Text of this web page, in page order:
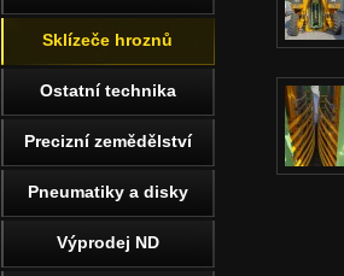
Sklízeče hroznů
Ostatní technika
Precizní zemědělství
Pneumatiky a disky
Výprodej ND